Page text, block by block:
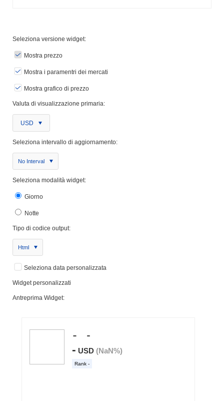
Seleziona versione widget:
Mostra prezzo
Mostra i paramentri dei mercati
Mostra grafico di prezzo
Valuta di visualizzazione primaria:
USD
Seleziona intervallo di aggiornamento:
No Interval
Seleziona modalità widget:
Giorno
Notte
Tipo di codice output:
Html
Seleziona data personalizzata
Widget personalizzati
Antreprima Widget: